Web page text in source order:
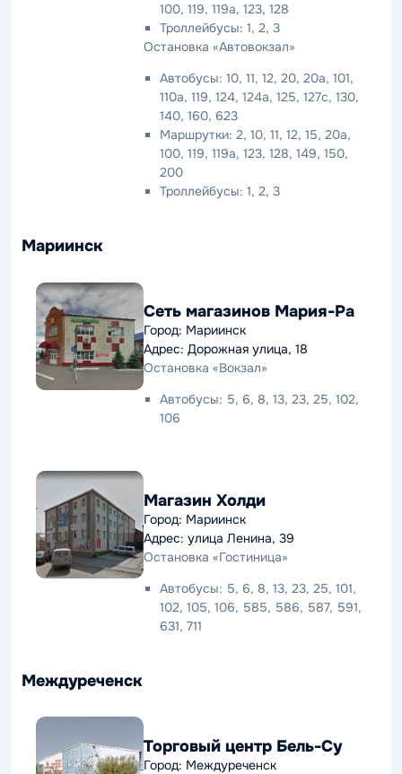
100, 119, 119а, 123, 128
Троллейбусы: 1, 2, 3
Остановка «Автовокзал»
Автобусы: 10, 11, 12, 20, 20а, 101,
110а, 119, 124, 124а, 125, 127с, 130,
140, 160, 623
Маршрутки: 2, 10, 11, 12, 15, 20а,
100, 119, 119а, 123, 128, 149, 150,
200
Троллейбусы: 1, 2, 3
Мариинск
Сеть магазинов Мария-Ра
Город: Мариинск
Адрес: Дорожная улица, 18
Остановка «Вокзал»
Автобусы: 5, 6, 8, 13, 23, 25, 102,
106
Магазин Холди
Город: Мариинск
Адрес: улица Ленина, 39
Остановка «Гостиница»
Автобусы: 5, 6, 8, 13, 23, 25, 101,
102, 105, 106, 585, 586, 587, 591,
631, 711
Междуреченск
Торговый центр Бель-Су
Город: Междуреченск